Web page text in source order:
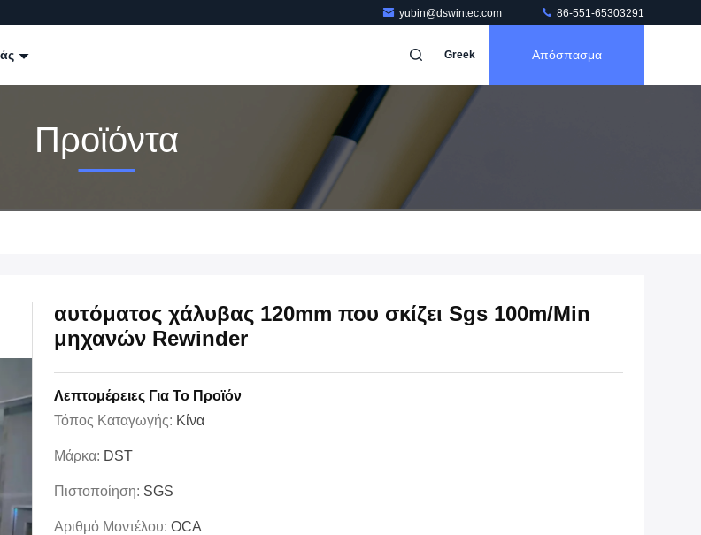
yubin@dswintec.com 86-551-65303291
Greek Απόσπασμα
Προϊόντα
αυτόματος χάλυβας 120mm που σκίζει Sgs 100m/Min
μηχανών Rewinder
Λεπτομέρειες Για Το Προϊόν
Τόπος Καταγωγής: Κίνα
Μάρκα: DST
Πιστοποίηση: SGS
Αριθμό Μοντέλου: OCA